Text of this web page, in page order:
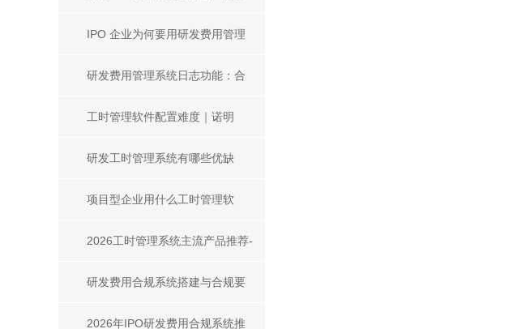
优势全面解析
IPO 企业为何要用研发费用管理
系统？合规难点与解决方案解析
研发费用管理系统日志功能：合
规、追溯、风控的核心刚需
工时管理软件配置难度｜诺明
TTA工时与成本核算复杂度解析
研发工时管理系统有哪些优缺
点？企业选型必看解析
项目型企业用什么工时管理软
件？2026选型指南
2026工时管理系统主流产品推荐-
项目研发团队选型指南
研发费用合规系统搭建与合规要
求全解析
2026年IPO研发费用合规系统推